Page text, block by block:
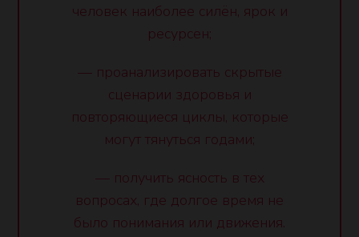
человек наиболее силён, ярок и
ресурсен;
— проанализировать скрытые
сценарии здоровья и
повторяющиеся циклы, которые
могут тянуться годами;
— получить ясность в тех
вопросах, где долгое время не
было понимания или движения.